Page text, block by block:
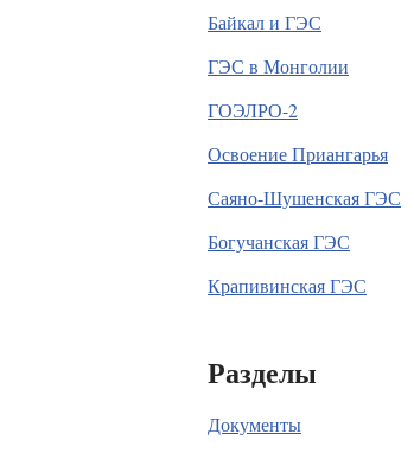
Байкал и ГЭС
ГЭС в Монголии
ГОЭЛРО-2
Освоение Приангарья
Саяно-Шушенская ГЭС
Богучанская ГЭС
Крапивинская ГЭС
Разделы
Документы